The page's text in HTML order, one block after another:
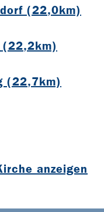
(22,0km)
(22,7km)
anzeigen